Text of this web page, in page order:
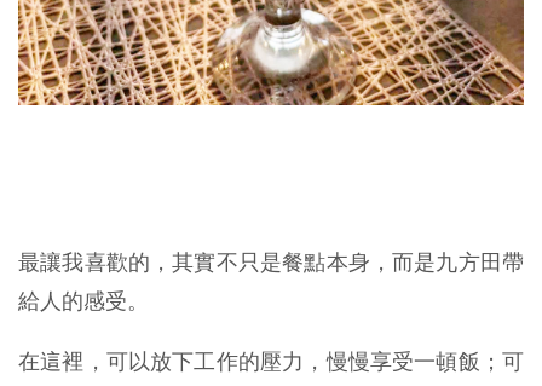
最讓我喜歡的，其實不只是餐點本身，而是九方田帶
給人的感受。
在這裡，可以放下工作的壓力，慢慢享受一頓飯；可